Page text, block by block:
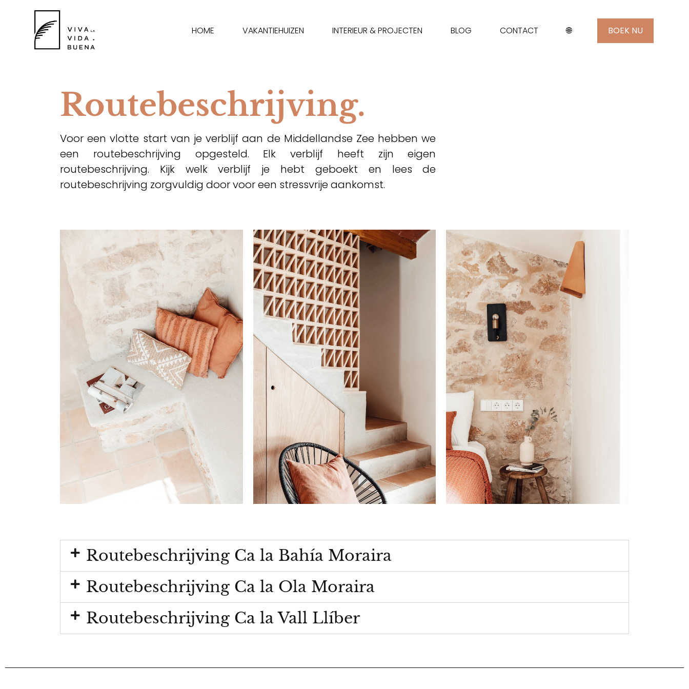
HOME VAKANTIEHUIZEN INTERIEUR & PROJECTEN BLOG CONTACT 🌐 BOEK NU
Routebeschrijving.
Voor een vlotte start van je verblijf aan de Middellandse Zee hebben we
een routebeschrijving opgesteld. Elk verblijf heeft zijn eigen
routebeschrijving. Kijk welk verblijf je hebt geboekt en lees de
routebeschrijving zorgvuldig door voor een stressvrije aankomst.
Routebeschrijving Ca la Bahía Moraira
Routebeschrijving Ca la Ola Moraira
Routebeschrijving Ca la Vall Llíber